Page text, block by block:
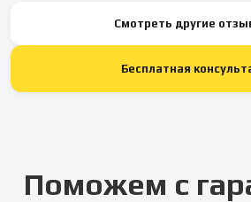
Смотреть другие
Бесплатная
Поможем с